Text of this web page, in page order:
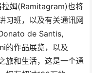
姆(Ramitagram)也将
习班，以及有关通讯网
de Santis,
作品展览，以及
和生活，这是一个通